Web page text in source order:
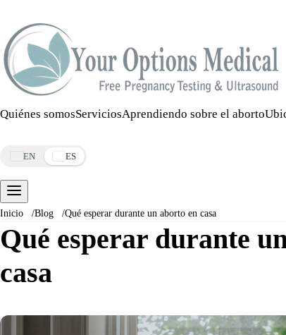
Quiénes somosServiciosAprendiendo sobre el aborto
EN ES
Inicio /Blog /Qué esperar durante un aborto en casa
Qué esperar durante
casa